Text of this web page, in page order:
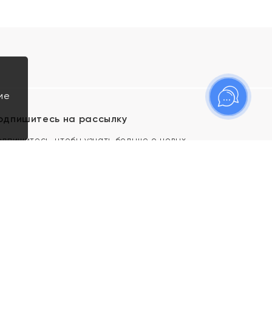
на рассылку
чтобы узнать больше о новых